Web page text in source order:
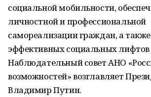
социальной мобильности,
личностной и профессиональной
самореализации граждан, а
эффективных социальных лифтов
Наблюдательный совет АНО
возможностей» возглавляет
Владимир Путин.